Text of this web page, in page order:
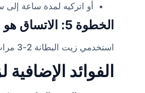
أو اتركيه لمدة ساعة
الخطوة 5: الاتساق هو المفتاح
استخدمي زيت البطانة 2-3 مرات في الأسبوع للحصول على نتائج ملحوظة مع مرور الوقت.
الفوائد